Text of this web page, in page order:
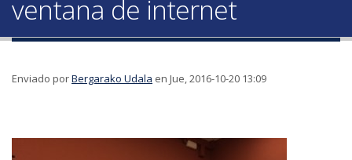
ventana de internet
Enviado porBergarako Udala en Jue, 2016-10-20 13:09